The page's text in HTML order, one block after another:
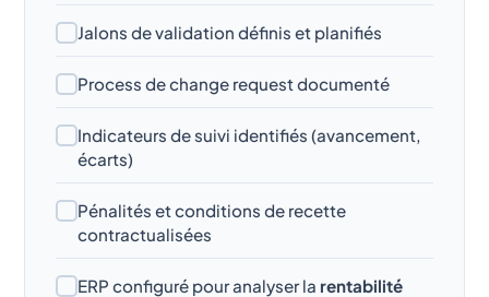
Jalons de validation définis et planifiés
Process de change request documenté
Indicateurs de suivi identifiés (avancement,
écarts)
Pénalités et conditions de recette
contractualisées
ERP configuré pour analyser la rentabilité